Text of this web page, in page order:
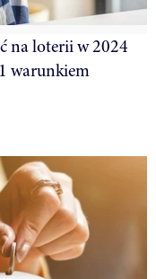
na loterii w 2024
warunkiem